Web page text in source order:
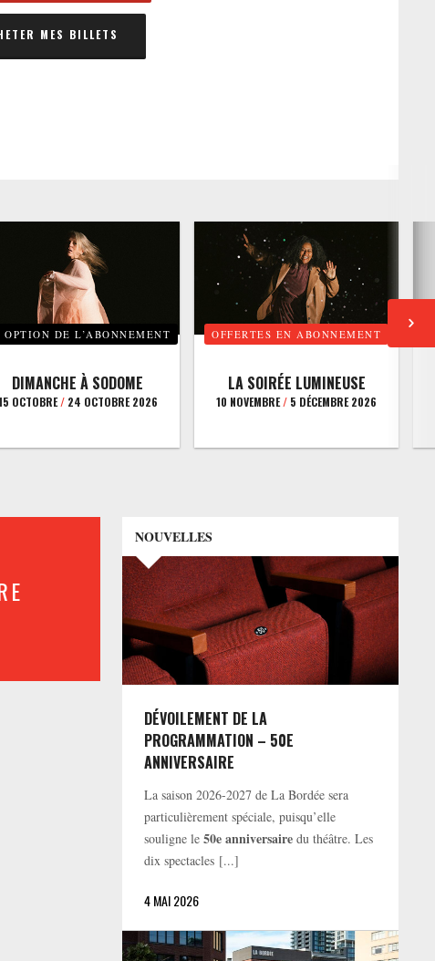
MES BILLETS
OPTION DE L’ABONNEMENT
DIMANCHE À SODOME
OCTOBRE/24 OCTOBRE 2026
OFFERTES EN ABONNEMENT
LA SOIRÉE LUMINEUSE
10 NOVEMBRE/ 5 DÉCEMBRE 2026
NOUVELLES
DÉVOILEMENT DE LA
PROGRAMMATION – 50E
ANNIVERSAIRE
La saison 2026-2027 de La Bordée sera
particulièrement spéciale, puisqu’elle
souligne le50e anniversaire du théâtre. Les
dix spectacles [...]
4 MAI 2026